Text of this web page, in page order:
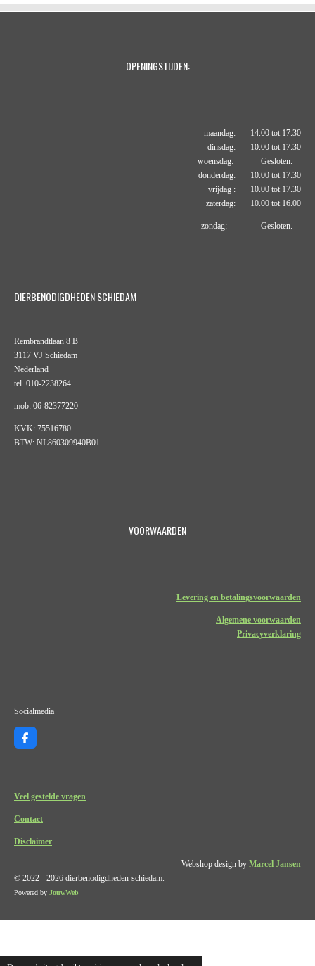
OPENINGSTIJDEN:
maandag: 14.00 tot 17.30
dinsdag: 10.00 tot 17.30
woensdag: Gesloten.
donderdag: 10.00 tot 17.30
vrijdag : 10.00 tot 17.30
zaterdag: 10.00 tot 16.00
zondag: Gesloten.
DIERBENODIGDHEDEN SCHIEDAM
Rembrandtlaan 8 B
3117 VJ Schiedam
Nederland
tel. 010-2238264
mob: 06-82377220
KVK: 75516780
BTW: NL860309940B01
VOORWAARDEN
Levering en betalingsvoorwaarden
Algemene voorwaarden
Privacyverklaring
Socialmedia
F
a
o
Veel gestelde vragen
Contact
Disclaimer
Webshop design by Marcel Jansen
© 2022 - 2026 dierbenodigdheden-schiedam.
Powered by JouwWeb